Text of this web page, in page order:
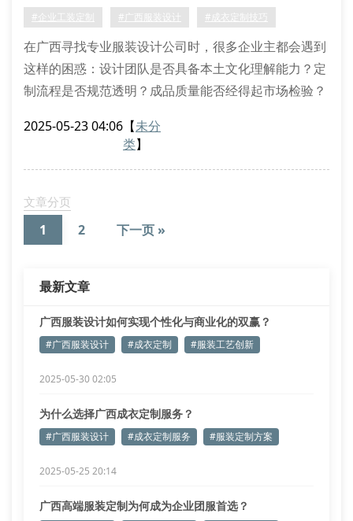
体现民族文化又符合国际审美。
点
#企业工装定制 #广西服装设计 #成衣定制技巧
在广西寻找专业服装设计公司时，很多企业主都会遇到
这样的困惑：设计团队是否具备本土文化理解能力？定
制流程是否规范透明？成品质量能否经得起市场检验？
核心评判标准。
壮锦纹样与东盟风情元素的转化应用是设计能力的重要
体现。艾依迷设计团队每年深入广西12个少数民族聚居
区采风，开发的
2025-05-23 04:06 【未分
类】
文章分页
1 2 下一页 »
最新文章
广西服装设计如何实现个性化与商业化的双赢？
#广西服装设计 #成衣定制 #服装工艺创新
2025-05-30 02:05
为什么选择广西成衣定制服务？
#广西服装设计 #成衣定制服务 #服装定制方案
2025-05-25 20:14
广西高端服装定制为何成为企业团服首选？